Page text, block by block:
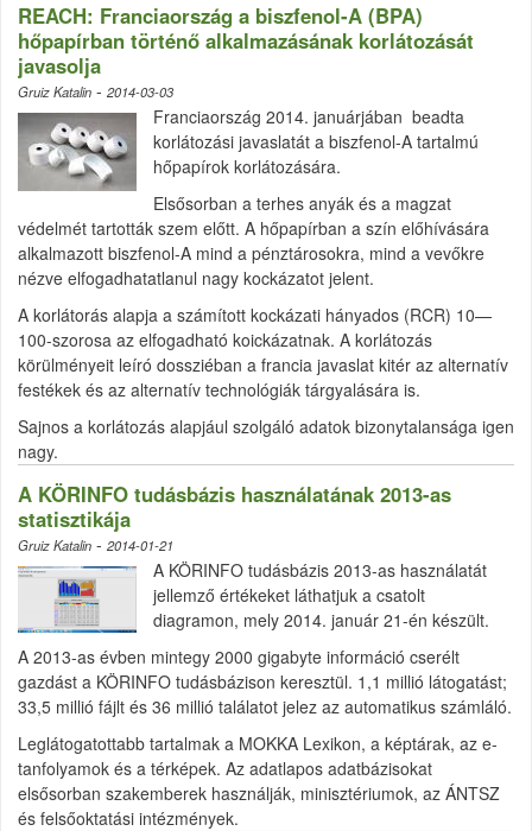
REACH: Franciaország a biszfenol-A (BPA)
hőpapírban történő alkalmazásának korlátozását
javasolja
Gruiz Katalin - 2014-03-03
Franciaország 2014. januárjában beadta
korlátozási javaslatát a biszfenol-A tartalmú
hőpapírok korlátozására.
Elsősorban a terhes anyák és a magzat
védelmét tartották szem előtt. A hőpapírban a szín előhívására
alkalmazott biszfenol-A mind a pénztárosokra, mind a vevőkre
nézve elfogadhatatlanul nagy kockázatot jelent.
A korlátorás alapja a számított kockázati hányados (RCR) 10—
100-szorosa az elfogadható koickázatnak. A korlátozás
körülményeit leíró dossziéban a francia javaslat kitér az alternatív
festékek és az alternatív technológiák tárgyalására is.
Sajnos a korlátozás alapjául szolgáló adatok bizonytalansága igen
nagy.
A KÖRINFO tudásbázis használatának 2013-as
statisztikája
Gruiz Katalin - 2014-01-21
A KÖRINFO tudásbázis 2013-as használatát
jellemző értékeket láthatjuk a csatolt
diagramon, mely 2014. január 21-én készült.
A 2013-as évben mintegy 2000 gigabyte információ cserélt
gazdást a KÖRINFO tudásbázison keresztül. 1,1 millió látogatást;
33,5 millió fájlt és 36 millió találatot jelez az automatikus számláló.
Leglátogatottabb tartalmak a MOKKA Lexikon, a képtárak, az e-
tanfolyamok és a térképek. Az adatlapos adatbázisokat
elsősorban szakemberek használják, minisztériumok, az ÁNTSZ
és felsőoktatási intézmények.